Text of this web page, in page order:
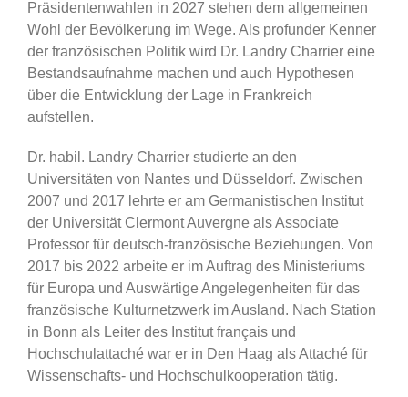
Präsidentenwahlen in 2027 stehen dem allgemeinen
Wohl der Bevölkerung im Wege. Als profunder Kenner
der französischen Politik wird Dr. Landry Charrier eine
Bestandsaufnahme machen und auch Hypothesen
über die Entwicklung der Lage in Frankreich
aufstellen.
Dr. habil. Landry Charrier studierte an den
Universitäten von Nantes und Düsseldorf. Zwischen
2007 und 2017 lehrte er am Germanistischen Institut
der Universität Clermont Auvergne als Associate
Professor für deutsch-französische Beziehungen. Von
2017 bis 2022 arbeite er im Auftrag des Ministeriums
für Europa und Auswärtige Angelegenheiten für das
französische Kulturnetzwerk im Ausland. Nach Station
in Bonn als Leiter des Institut français und
Hochschulattaché war er in Den Haag als Attaché für
Wissenschafts- und Hochschulkooperation tätig.